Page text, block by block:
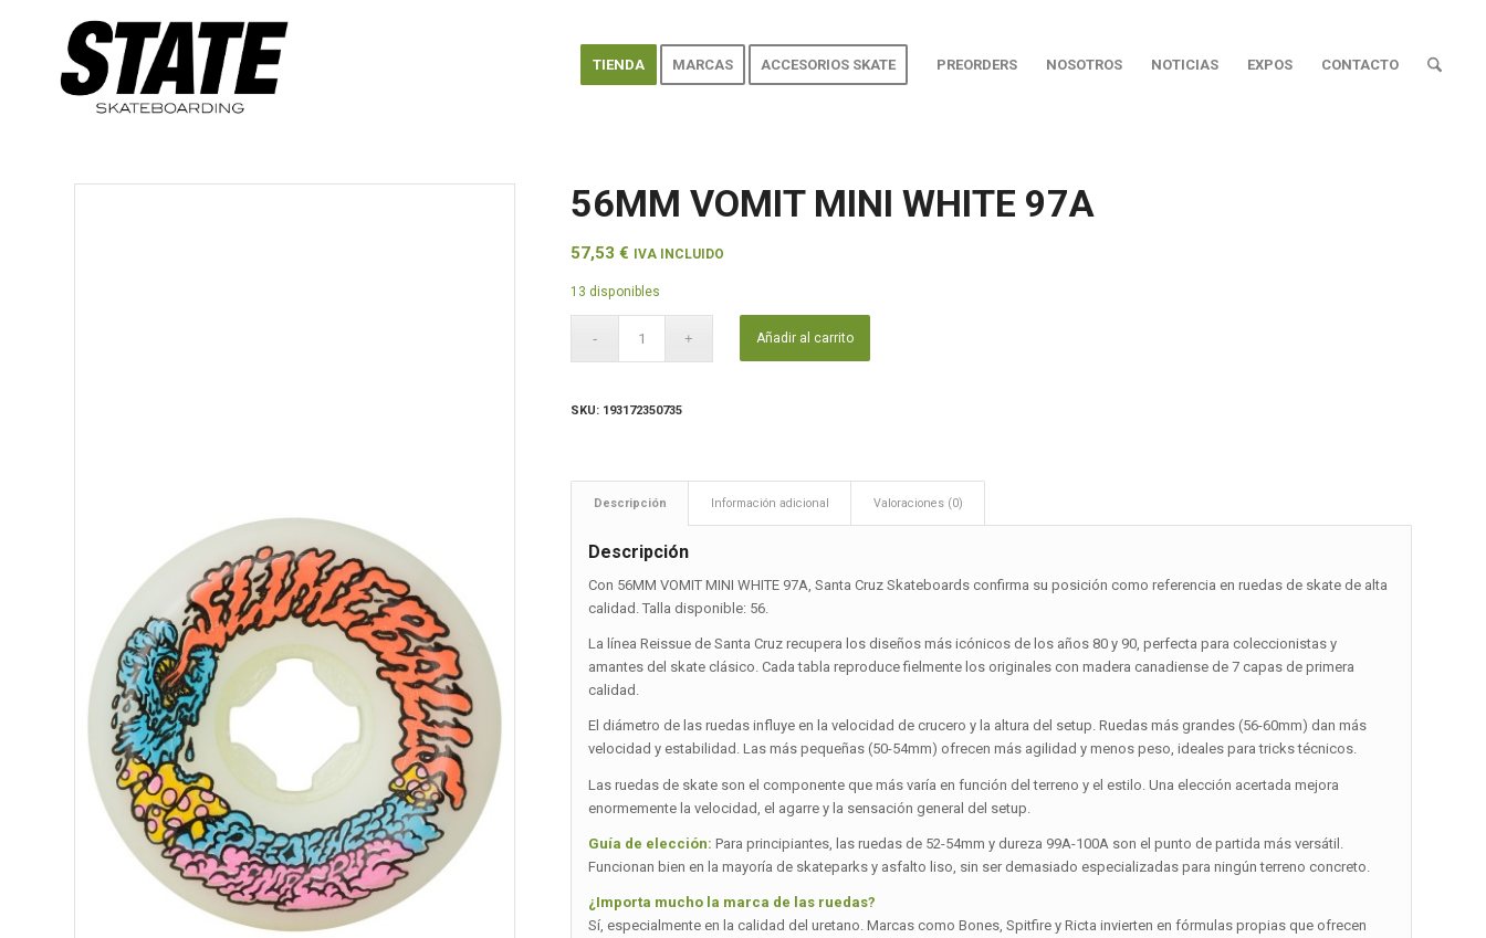
TIENDA MARCAS ACCESORIOS SKATE PREORDERS NOSOTROS NOTICIAS EXPOS CONTACTO
56MM VOMIT MINI WHITE 97A
57,53€ IVA INCLUIDO
13 disponibles
Añadir al carrito
SKU: 193172350735
Descripción Información adicional Valoraciones (0)
Descripción
Con 56MM VOMIT MINI WHITE 97A, Santa Cruz Skateboards confirma su posición como referencia en ruedas de skate de alta
calidad. Talla disponible: 56.
La línea Reissue de Santa Cruz recupera los diseños más icónicos de los años 80 y 90, perfecta para coleccionistas y
amantes del skate clásico. Cada tabla reproduce fielmente los originales con madera canadiense de 7 capas de primera
calidad.
El diámetro de las ruedas influye en la velocidad de crucero y la altura del setup. Ruedas más grandes (56-60mm) dan más
velocidad y estabilidad. Las más pequeñas (50-54mm) ofrecen más agilidad y menos peso, ideales para tricks técnicos.
Las ruedas de skate son el componente que más varía en función del terreno y el estilo. Una elección acertada mejora
enormemente la velocidad, el agarre y la sensación general del setup.
Guía de elección: Para principiantes, las ruedas de 52-54mm y dureza 99A-100A son el punto de partida más versátil.
Funcionan bien en la mayoría de skateparks y asfalto liso, sin ser demasiado especializadas para ningún terreno concreto.
¿Importa mucho la marca de las ruedas?
Sí, especialmente en la calidad del uretano. Marcas como Bones, Spitfire y Ricta invierten en fórmulas propias que ofrecen